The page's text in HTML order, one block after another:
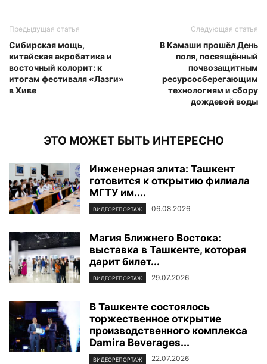
Предыдущая статья
Сибирская мощь,
китайская акробатика и
восточный колорит: к
итогам фестиваля «Лазги»
в Хиве
Следующая статья
В Камаши прошёл День
поля, посвящённый
почвозащитным
ресурсосберегающим
технологиям и сбору
дождевой воды
ЭТО МОЖЕТ БЫТЬ ИНТЕРЕСНО
Инженерная элита: Ташкент
готовится к открытию филиала
МГТУ им....
ВИДЕОРЕПОРТАЖ 06.08.2026
Магия Ближнего Востока:
выставка в Ташкенте, которая
дарит билет...
ВИДЕОРЕПОРТАЖ 29.07.2026
В Ташкенте состоялось
торжественное открытие
производственного комплекса
Damira Beverages...
ВИДЕОРЕПОРТАЖ 22.07.2026